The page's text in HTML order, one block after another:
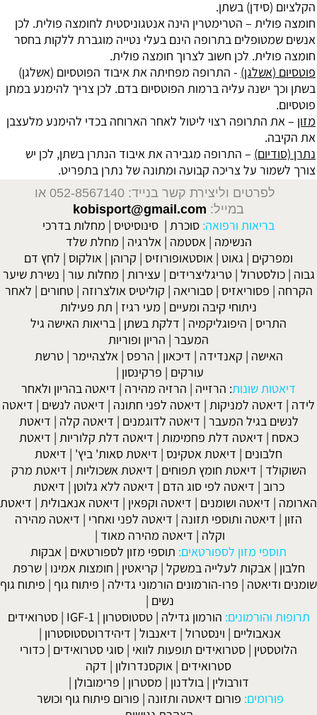
הקלציום (סידן) בשתן.
חומצה פולית – הטרימטרין הינה אנטגוניסטית לחומצה פולית. לכן
אנשים שמטופלים בתרופה הינם בעלי נטייה מוגברת ללקות בחסר
חומצה פולית. לכן חשוב לצרוך חומצה פולית.
פוטסיום (אשלגן) - התרופה מפחיתה את איבוד הפוטסיום (אשלגן)
בשתן וכך ישנה עליה ברמות הפוטסיום בדם. לכן צריך להימנע במתן
פוטסיום.
מזון – את התרופה רצוי ליטול לאחר הארוחה בכדי להימנע מלעצבן
את הקיבה.
נתרן (סודיום) – התרופה מגבירה את איבוד הנתרן בשתן, לכן יש
צורך לשמור על צריכה קבועה ומתונה של נתרן בתפריט.
לפרטים וליצירת קשר בנייד: 052-8567140
או
במייל: kobisport@gmail.com
בריאות ורפואה: סוכרת | סינוסיטיס | מחלות בדרכי
הנשימה | אסטמה | אלרגיה | מחלת שלד
ומפרקים | גאוט | אוסטאופורוזיס | קרוהן | אולקוס | לחץ דם
גבוה |כולסטרול |טריגליצרידים | עצירות | מחלות עור | נשירת שיער
הקרחה | פסוריאזיס |סבוריאה | קוליטיס אולצרוזה |טחורים | לאחר
ניתוחי קיבה ומעיים | מעי רגיז | תת פעילות
התריס | היפוגליקמיה | דלקת בשתן | בריאות האישה גיל
המעבר | הריון ופוריות
האישה | קאנדידה | דיכאון | הרפס | אלצהיימר |טרשת
עורקים | פרקינסון |
דיאטות שונות: הרזייה | הרזיה מהירה | דיאטה בהריון ולאחר
לידה | דיאטה למניקות | דיאטה לפני חתונה | דיאטה לנשים | דיאטה
לנשים בגיל המעבר | דיאטה לדוגמנים | דיאטה קלה | דיאטת
כאסח | דיאטה דלת פחמימות | דיאטה דלת קלוריות | דיאטת
חלבונים | דיאטת אטקינס | דיאטת סאות' ביץ' | דיאטת
השוקולד | דיאטת חומץ תפוחים | דיאטת אשכוליות | דיאטת מרק
כרוב | דיאטה לפי סוג הדם | דיאטה ללא גלוטן | דיאטת
הארומה | דיאטה ושומנים | דיאטה וקפאין | דיאטה אנאבולית | דיאטת
הזון | דיאטה ותוספי תזונה | דיאטה לפני ואחרי | דיאטה מהירה
וקלה | דיאטה מהירה מאוד |
תוספי מזון לספורטאים: תוספי מזון לספורטאים | אבקות
חלבון | אבקות לעלייה במשקל | קריאטין | חומצות אמינו |שרפת
שומנים ודיאטה | פרו-הורמונים הורמוני גדילה | פיתוח גוף | פיתוח גוף
נשים |
תרופות והורמונים: הורמון גדילה |טסטוסטרון |
IGF-1
|סטרואידים
אנאבוליים | וינסטרול | דיאנבול | דיהידרוטסטוסטרון |
הלוטסטין | סטרואידים תופעות לוואי | סוגי סטרואידים | כדורי
סטרואידים | אוקסנדרולון | דקה
דורבולין | בולדנון | מסטרון | פרימובולן |
פורומים: פורום דיאטה ותזונה | פורום פיתוח גוף וכושר